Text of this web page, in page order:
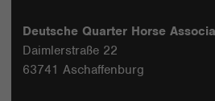
Deutsche Quarter Horse
Daimlerstraße 22
63741 Aschaffenburg